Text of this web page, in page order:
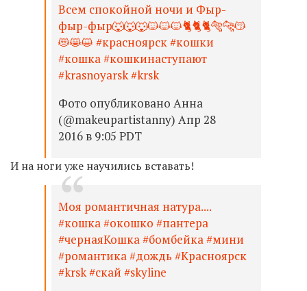
Всем спокойной ночи и Фыр-
фыр-фыр🐺🐺🐺🐱🐱🐱🐈🐈🐈🐅🐆😽
😻😸😺 #красноярск #кошки
#кошка #кошкинаступают
#krasnoyarsk #krsk
Фото опубликовано Анна
(@makeupartistanny) Апр 28
2016 в 9:05 PDT
И на ноги уже научились вставать!
Моя романтичная натура....
#кошка #окошко #пантера
#чернаяКошка #бомбейка #мини
#романтика #дождь #Красноярск
#krsk #скай #skyline